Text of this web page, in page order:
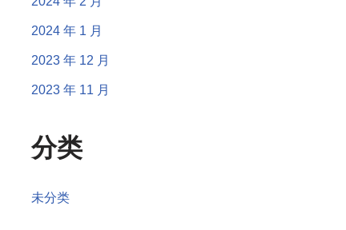
2024 年 1 月
2023 年 12 月
2023 年 11 月
分类
未分类